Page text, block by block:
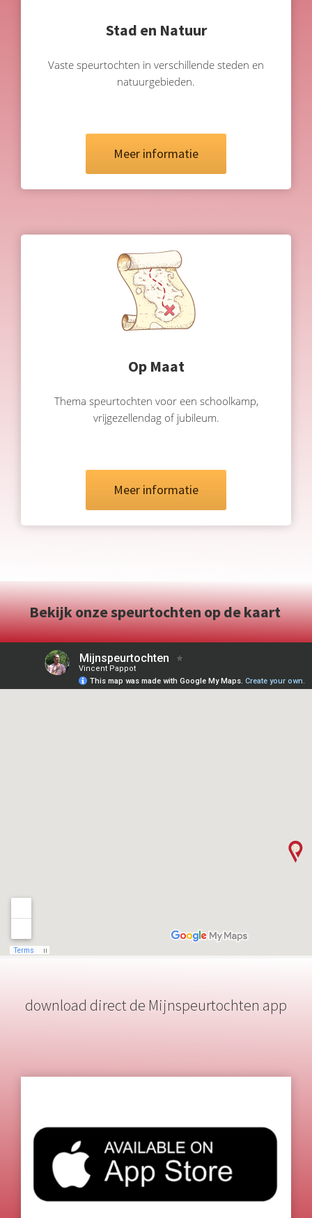
Stad en Natuur
Vaste speurtochten in verschillende steden en
natuurgebieden.
Meer informatie
Op Maat
Thema speurtochten voor een schoolkamp,
vrijgezellendag of jubileum.
Meer informatie
Bekijk onze speurtochten op de kaart
download direct de Mijnspeurtochten app